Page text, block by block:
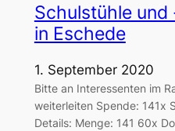
Schulstühle
in Eschede
1. September 2020
Bitte an Interessenten im
weiterleiten Spende: 141x
Details: Menge: 141 60x